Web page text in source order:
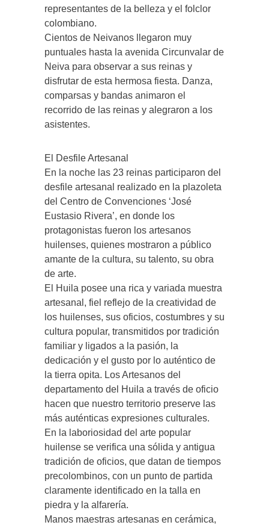
representantes de la belleza y el folclor
colombiano.
Cientos de Neivanos llegaron muy
puntuales hasta la avenida Circunvalar de
Neiva para observar a sus reinas y
disfrutar de esta hermosa fiesta. Danza,
comparsas y bandas animaron el
recorrido de las reinas y alegraron a los
asistentes.
El Desfile Artesanal
En la noche las 23 reinas participaron del
desfile artesanal realizado en la plazoleta
del Centro de Convenciones ‘José
Eustasio Rivera’, en donde los
protagonistas fueron los artesanos
huilenses, quienes mostraron a público
amante de la cultura, su talento, su obra
de arte.
El Huila posee una rica y variada muestra
artesanal, fiel reflejo de la creatividad de
los huilenses, sus oficios, costumbres y su
cultura popular, transmitidos por tradición
familiar y ligados a la pasión, la
dedicación y el gusto por lo auténtico de
la tierra opita. Los Artesanos del
departamento del Huila a través de oficio
hacen que nuestro territorio preserve las
más auténticas expresiones culturales.
En la laboriosidad del arte popular
huilense se verifica una sólida y antigua
tradición de oficios, que datan de tiempos
precolombinos, con un punto de partida
claramente identificado en la talla en
piedra y la alfarería.
Manos maestras artesanas en cerámica,